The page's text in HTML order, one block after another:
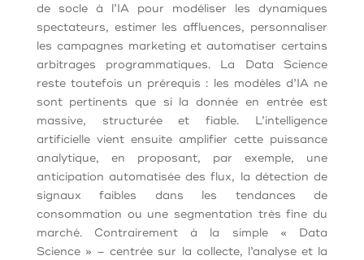
de socle à l’IA pour modéliser les dynamiques
spectateurs, estimer les affluences, personnaliser
les campagnes marketing et automatiser certains
arbitrages programmatiques. La Data Science
reste toutefois un prérequis : les modèles d’IA ne
sont pertinents que si la donnée en entrée est
massive, structurée et fiable. L’intelligence
artificielle vient ensuite amplifier cette puissance
analytique, en proposant, par exemple, une
anticipation automatisée des flux, la détection de
signaux faibles dans les tendances de
consommation ou une segmentation très fine du
marché. Contrairement à la simple « Data
Science » – centrée sur la collecte, l’analyse et la